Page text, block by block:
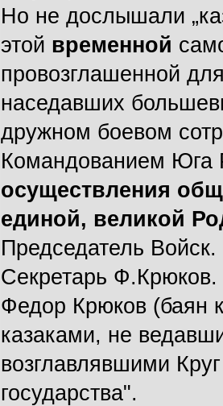
Но не дослышали
этой временной
провозглашенной
наседавших
дружном боевом
Командованием Юга
осуществления
единой, великой
Председатель
Секретарь
Федор Крюков (баян
казаками, не
возглавлявшими
государства".